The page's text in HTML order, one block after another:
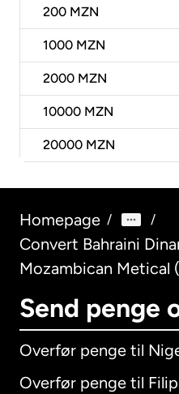
200 MZN
1000 MZN
2000 MZN
10000 MZN
20000 MZN
Homepage / /
Convert Bahraini
Mozambican Metical
Send penge
Overfør penge til
Overfør penge til